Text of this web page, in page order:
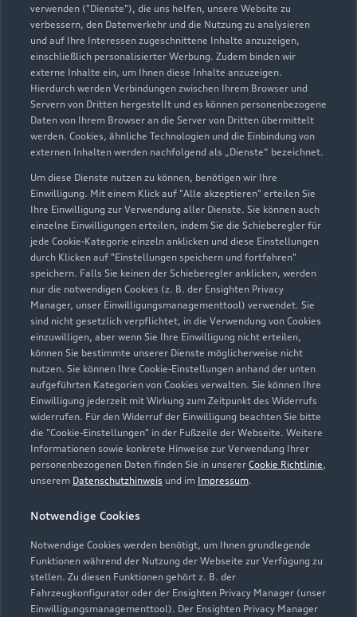
verwenden ("Dienste"), die uns helfen, unsere Website zu
verbessern, den Datenverkehr und die Nutzung zu analysieren
und auf Ihre Interessen zugeschnittene Inhalte anzuzeigen,
einschließlich personalisierter Werbung. Zudem binden wir
externe Inhalte ein, um Ihnen diese Inhalte anzuzeigen.
Hierdurch werden Verbindungen zwischen Ihrem Browser und
Servern von Dritten hergestellt und es können personenbezogene
Daten von Ihrem Browser an die Server von Dritten übermittelt
werden. Cookies, ähnliche Technologien und die Einbindung von
externen Inhalten werden nachfolgend als „Dienste“ bezeichnet.
Um diese Dienste nutzen zu können, benötigen wir Ihre
Einwilligung. Mit einem Klick auf "Alle akzeptieren" erteilen Sie
Ihre Einwilligung zur Verwendung aller Dienste. Sie können auch
einzelne Einwilligungen erteilen, indem Sie die Schieberegler für
jede Cookie-Kategorie einzeln anklicken und diese Einstellungen
durch Klicken auf "Einstellungen speichern und fortfahren"
speichern. Falls Sie keinen der Schieberegler anklicken, werden
nur die notwendigen Cookies (z. B. der Ensighten Privacy
Manager, unser Einwilligungsmanagementtool) verwendet. Sie
sind nicht gesetzlich verpflichtet, in die Verwendung von Cookies
einzuwilligen, aber wenn Sie Ihre Einwilligung nicht erteilen,
können Sie bestimmte unserer Dienste möglicherweise nicht
nutzen. Sie können Ihre Cookie-Einstellungen anhand der unten
aufgeführten Kategorien von Cookies verwalten. Sie können Ihre
Einwilligung jederzeit mit Wirkung zum Zeitpunkt des Widerrufs
widerrufen. Für den Widerruf der Einwilligung beachten Sie bitte
die "Cookie-Einstellungen" in der Fußzeile der Webseite. Weitere
Informationen sowie konkrete Hinweise zur Verwendung Ihrer
personenbezogenen Daten finden Sie in unserer Cookie Richtlinie,
unserem Datenschutzhinweis und im Impressum.
Notwendige Cookies
Notwendige Cookies werden benötigt, um Ihnen grundlegende
Funktionen während der Nutzung der Webseite zur Verfügung zu
stellen. Zu diesen Funktionen gehört z. B. der
Fahrzeugkonfigurator oder der Ensighten Privacy Manager (unser
Einwilligungsmanagementtool). Der Ensighten Privacy Manager
Audi Pflegemitteltasche
Sommer
Damit Ihr Audi auch im Sommer glänzt: die
passende Pflege in einer Tasche.
Zur Audi Shopping World
Lederpflege-Set